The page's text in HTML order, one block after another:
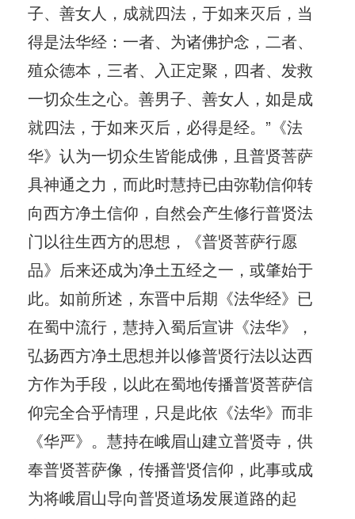
子、善女人，成就四法，于如来灭后，当
得是法华经：一者、为诸佛护念，二者、
殖众德本，三者、入正定聚，四者、发救
一切众生之心。善男子、善女人，如是成
就四法，于如来灭后，必得是经。”《法
华》认为一切众生皆能成佛，且普贤菩萨
具神通之力，而此时慧持已由弥勒信仰转
向西方净土信仰，自然会产生修行普贤法
门以往生西方的思想，《普贤菩萨行愿
品》后来还成为净土五经之一，或肇始于
此。如前所述，东晋中后期《法华经》已
在蜀中流行，慧持入蜀后宣讲《法华》，
弘扬西方净土思想并以修普贤行法以达西
方作为手段，以此在蜀地传播普贤菩萨信
仰完全合乎情理，只是此依《法华》而非
《华严》。慧持在峨眉山建立普贤寺，供
奉普贤菩萨像，传播普贤信仰，此事或成
为将峨眉山导向普贤道场发展道路的起